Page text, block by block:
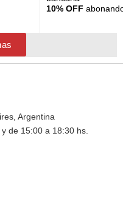
10% OFF
Argentina
de 15:00 a 18:30 hs.